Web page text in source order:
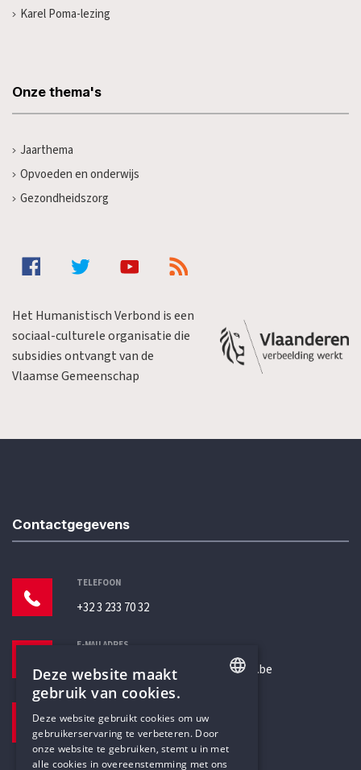
Karel Poma-lezing
Onze thema's
Jaarthema
Opvoeden en onderwijs
Gezondheidszorg
Het Humanistisch Verbond is een
sociaal-culturele organisatie die
subsidies ontvangt van de
Vlaamse Gemeenschap
Contactgegevens
TELEFOON
+32 3 233 70 32
E-MAILADRES
secretariaat@humanistischverbond.be
Pottenbrug 4
Antwerpen, 2000
DUTCH
Deze website maakt
gebruik van cookies.
Deze website gebruikt cookies om uw
gebruikerservaring te verbeteren. Door
onze website te gebruiken, stemt u in met
alle cookies in overeenstemming met ons